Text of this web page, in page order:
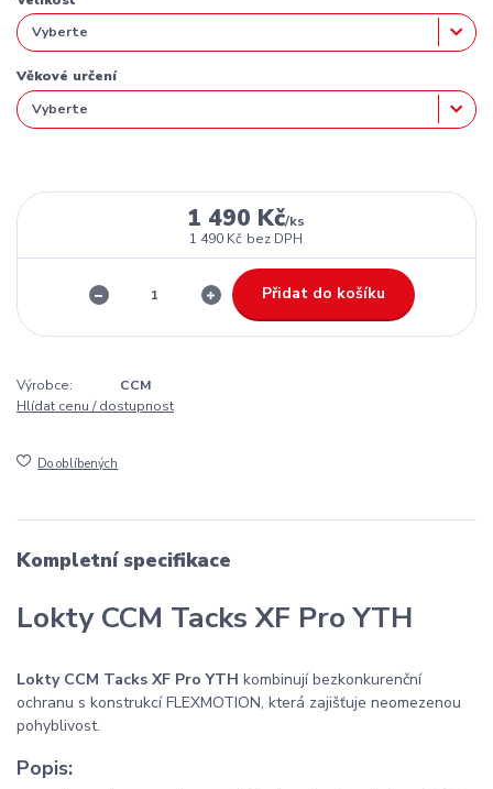
Věkové určení
1 490 Kč/ks
1 490 Kč bez DPH
Přidat do košíku
Výrobce:
CCM
Hlídat cenu / dostupnost
Do oblíbených
Kompletní specifikace
Lokty CCM Tacks XF Pro YTH
Lokty CCM Tacks XF Pro YTH kombinují bezkonkurenční
ochranu s konstrukcí FLEXMOTION, která zajišťuje neomezenou
pohyblivost.
Popis: